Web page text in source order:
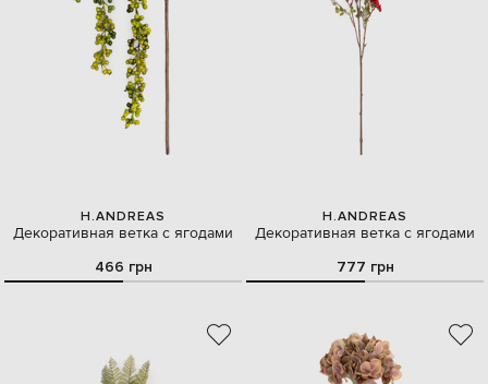
H.ANDREAS
Декоративная ветка с ягодами
466 грн
H.ANDREAS
Декоративная ветка с ягодами
777 грн